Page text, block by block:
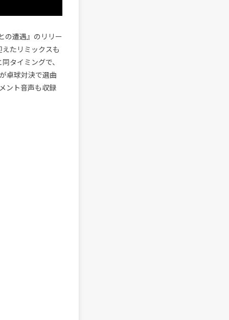
の遭遇』のリリー
たリミックスも
タイミングで、
卓球対決で選曲
ント音声も収録